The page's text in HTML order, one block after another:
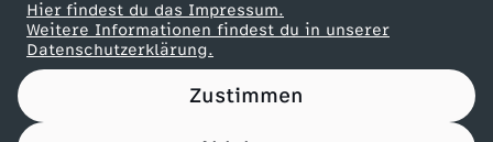
Hier findest du das Impressum.
Weitere Informationen findest du in unserer
Datenschutzerklärung.
Zustimmen
Partner